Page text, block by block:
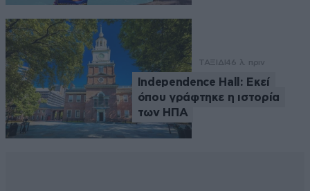
ΤΑΞΙΔΙ46 λ. πριν
Independence Hall: Εκεί
όπου γράφτηκε η ιστορία
των ΗΠΑ